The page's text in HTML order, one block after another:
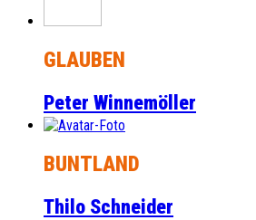
GLAUBEN
Peter Winnemöller
BUNTLAND
Thilo Schneider